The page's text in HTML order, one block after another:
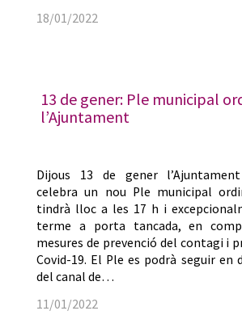
18/01/2022
13 de gener: Ple municipal
l’Ajuntament
Dijous 13 de gener
celebra un nou Ple municipal
tindrà lloc a les 17 h i
terme a porta tancada, en
mesures de prevenció del contagi i
Covid-19. El Ple es podrà seguir en
del canal de…
11/01/2022